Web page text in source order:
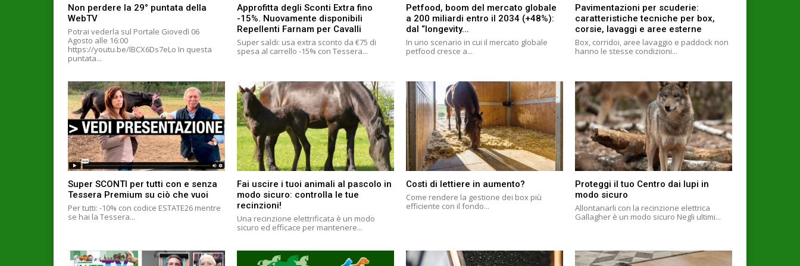
Non perdere la 29° puntata della
WebTV
Potrai vederla sul Portale Giovedì 06
Agosto alle 16:00
https://youtu.be/lBCX6Ds7eLo In questa
puntata...
Approfitta degli Sconti Extra fino
-15%. Nuovamente disponibili
Repellenti Farnam per Cavalli
Super saldi: usa extra sconto da €75 di
spesa al carrello -15% con Tessera...
Petfood, boom del mercato globale
a 200 miliardi entro il 2034 (+48%):
dal “longevity...
In uno scenario in cui il mercato globale
petfood cresce a...
Pavimentazioni per scuderie:
caratteristiche tecniche per box,
corsie, lavaggi e aree esterne
Box, corridoi, aree lavaggio e paddock non
hanno le stesse condizioni...
Super SCONTI per tutti con e senza
Tessera Premium su ciò che vuoi
Per tutti: -10% con codice ESTATE26 mentre
se hai la Tessera...
Fai uscire i tuoi animali al pascolo in
modo sicuro: controlla le tue
recinzioni!
Una recinzione elettrificata è un modo
sicuro ed efficace per mantenere...
Costi di lettiere in aumento?
Come rendere la gestione dei box più
efficiente con il fondo...
Proteggi il tuo Centro dai lupi in
modo sicuro
Allontanarli con la recinzione elettrica
Gallagher è un modo sicuro Negli ultimi...